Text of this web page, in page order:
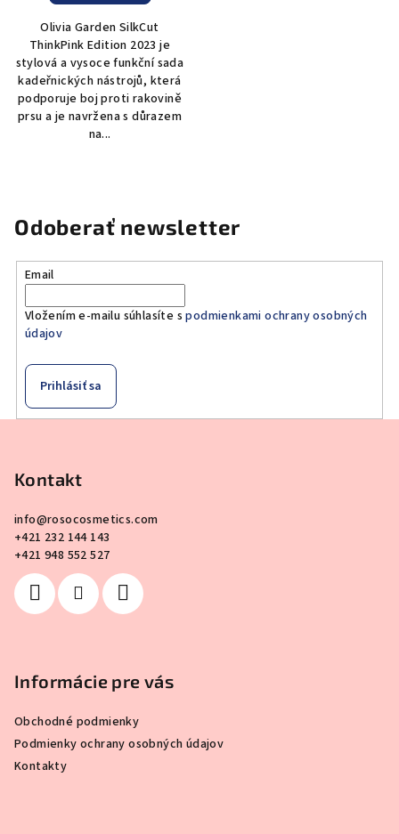
Olivia Garden SilkCut
ThinkPink Edition 2023 je
stylová a vysoce funkční sada
kadeřnických nástrojů, která
podporuje boj proti rakovině
prsu a je navržena s důrazem
na...
Odoberať newsletter
Email
Vložením e-mailu súhlasíte spodmienkami ochrany osobných
údajov
Prihlásiť sa
Kontakt
info@rosocosmetics.com
+421 232 144 143
+421 948 552 527
Informácie pre vás
Obchodné podmienky
Podmienky ochrany osobných údajov
Kontakty